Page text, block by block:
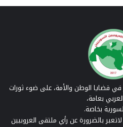
قضايا الوطن والأمة، على ضوء ثورات
بعامة،
بخاصة.
لاتعبر بالضرورة عن رأي ملتقى العروبيين